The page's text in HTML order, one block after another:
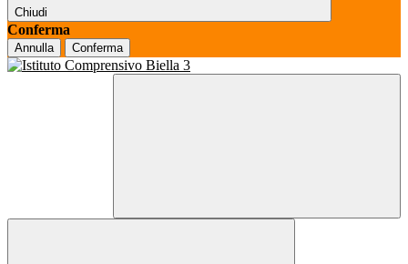
Chiudi
Conferma
Annulla Conferma